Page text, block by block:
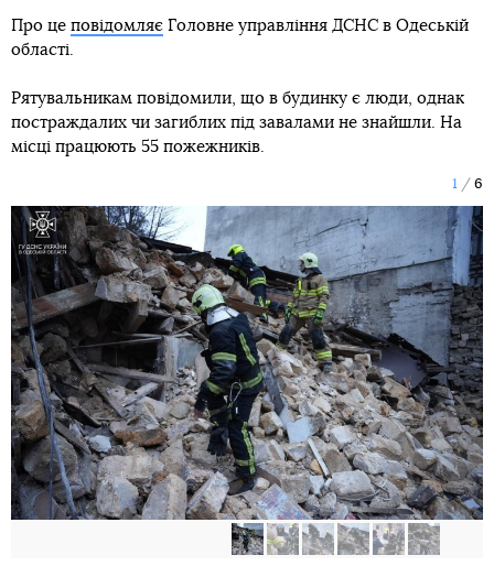
Про це повідомляє Головне управління ДСНС в Одеській
області.
Рятувальникам повідомили, що в будинку є люди, однак
постраждалих чи загиблих під завалами не знайшли. На
місці працюють 55 пожежників.
1 6